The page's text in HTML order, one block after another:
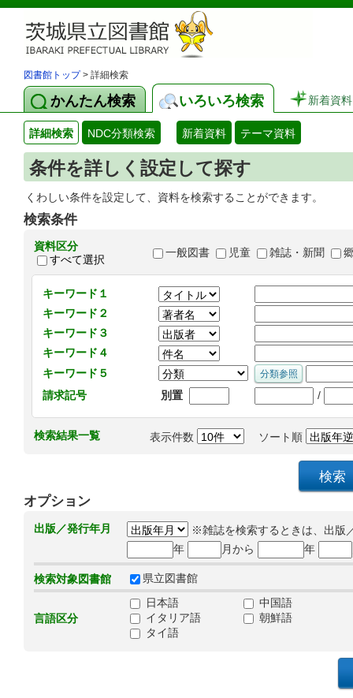
図書館トップ> 詳細検索
かんたん検索 いろいろ検索 新着資料
詳細検索 NDC分類検索 新着資料 テーマ資料
条件を詳しく設定して探す
くわしい条件を設定して、資料を検索することができます。
検索条件
資料区分
すべて選択
一般図書 児童 雑誌・新聞
キーワード１
キーワード２
キーワード３
キーワード４
キーワード５
請求記号
別置 /
検索結果一覧 表示件数 ソート順
オプション
出版／発行年月
※雑誌を検索するときは、出版
年
月から 年
検索対象図書館 県立図書館
言語区分
日本語
中国語
イタリア語
朝鮮語
タイ語